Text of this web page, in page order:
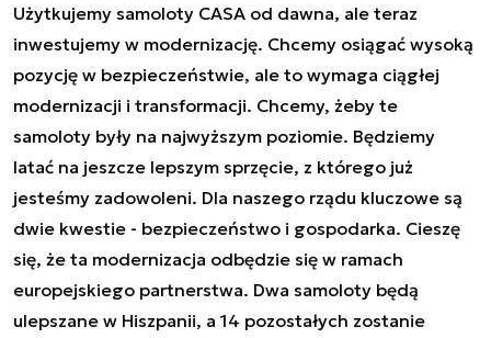
Użytkujemy samoloty CASA od dawna, ale teraz
inwestujemy w modernizację. Chcemy osiągać wysoką
pozycję w bezpieczeństwie, ale to wymaga ciągłej
modernizacji i transformacji. Chcemy, żeby te
samoloty były na najwyższym poziomie. Będziemy
latać na jeszcze lepszym sprzęcie, z którego już
jesteśmy zadowoleni. Dla naszego rządu kluczowe są
dwie kwestie - bezpieczeństwo i gospodarka. Cieszę
się, że ta modernizacja odbędzie się w ramach
europejskiego partnerstwa. Dwa samoloty będą
ulepszane w Hiszpanii, a 14 pozostałych zostanie